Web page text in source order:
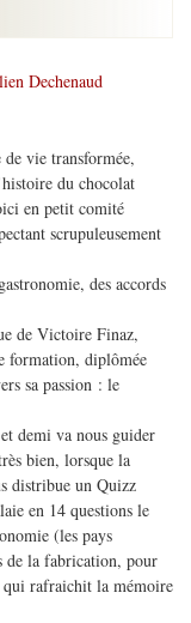
Dechenaud
vie transformée,
du chocolat
en petit comité
scrupuleusement
des accords
de Victoire Finaz,
formation, diplômée
sa passion : le
demi va nous guider
bien, lorsque la
distribue un Quizz
en 14 questions le
(les pays
de la fabrication, pour
rafraichit la mémoire